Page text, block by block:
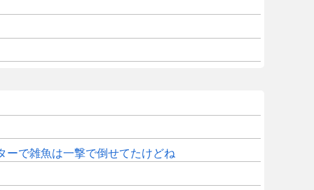
で雑魚は一撃で倒せてたけどね